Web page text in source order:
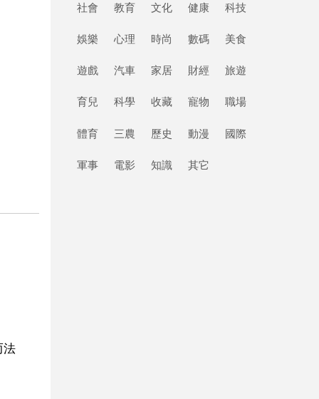
法
社會 教育 文化 健康 科技
娛樂 心理 時尚 數碼 美食
遊戲 汽車 家居 財經 旅遊
育兒 科學 收藏 寵物 職場
體育 三農 歷史 動漫 國際
軍事 電影 知識 其它